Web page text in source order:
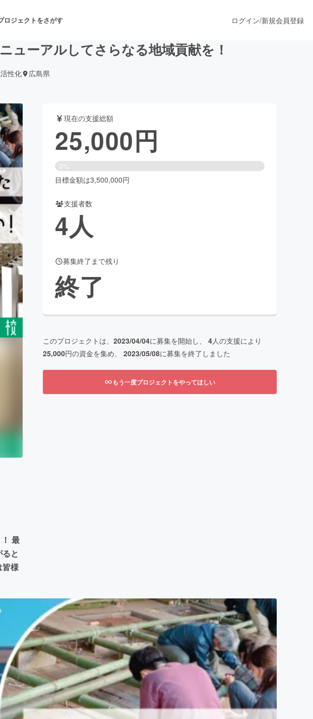
ロジェクトをさがす
舞台・パフォーマンス
フード・飲食店 ファッション
アニメ・漫画
ビューティー・ヘルスケア
Creation
ログイン/新規会員登録
ューアルしてさらなる地域貢献を！
性化 広島県
最
と
皆様
現在の支援総額
25,000円
0%
目標金額は3,500,000円
支援者数
4人
募集終了まで残り
終了
このプロジェクトは、 2023/04/04に募集を開始し、 4人の支援により
25,000円の資金を集め、 2023/05/08に募集を終了しました
もう一度プロジェクトをやってほしい